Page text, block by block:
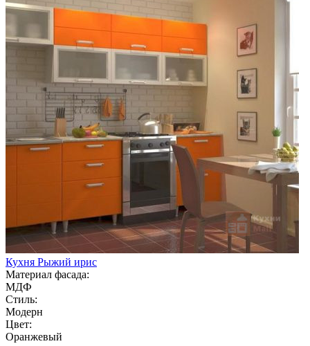
Кухня Рыжий ирис
Материал фасада:
МДФ
Стиль:
Модерн
Цвет:
Оранжевый